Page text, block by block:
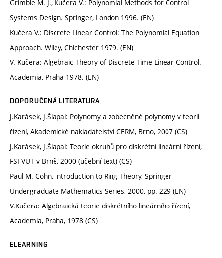
Grimble M. J., Kučera V.: Polynomial Methods for Control
Systems Design. Springer, London 1996. (EN)
Kučera V.: Discrete Linear Control: The Polynomial Equation
Approach. Wiley, Chichester 1979. (EN)
V. Kučera: Algebraic Theory of Discrete-Time Linear Control.
Academia, Praha 1978. (EN)
DOPORUČENÁ LITERATURA
J.Karásek, J.Šlapal: Polynomy a zobecněné polynomy v teorii
řízení, Akademické nakladatelství CERM, Brno, 2007 (CS)
J.Karásek, J.Šlapal: Teorie okruhů pro diskrétní lineární řízení,
FSI VUT v Brně, 2000 (učební text) (CS)
Paul M. Cohn, Introduction to Ring Theory, Springer
Undergraduate Mathematics Series, 2000, pp. 229 (EN)
V.Kučera: Algebraická teorie diskrétního lineárního řízení,
Academia, Praha, 1978 (CS)
ELEARNING